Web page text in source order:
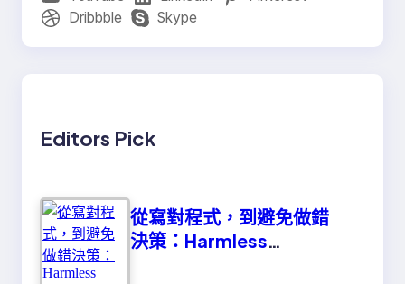
Dribbble
Skype
Editors Pick
從寫對程式，到避免做錯
決策：Harmless